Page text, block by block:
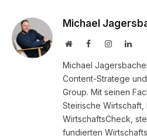
Michael
WebsiteFacebookInstagram
Michael
Content-Stratege
Group. Mit seinen
Steirische
WirtschaftsCheck,
fundierten